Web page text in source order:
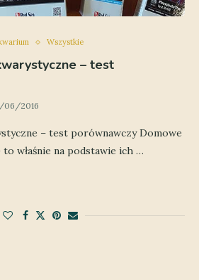
Wszystkie
– test
06/2016
– test porównawczy Domowe
właśnie na podstawie ich …